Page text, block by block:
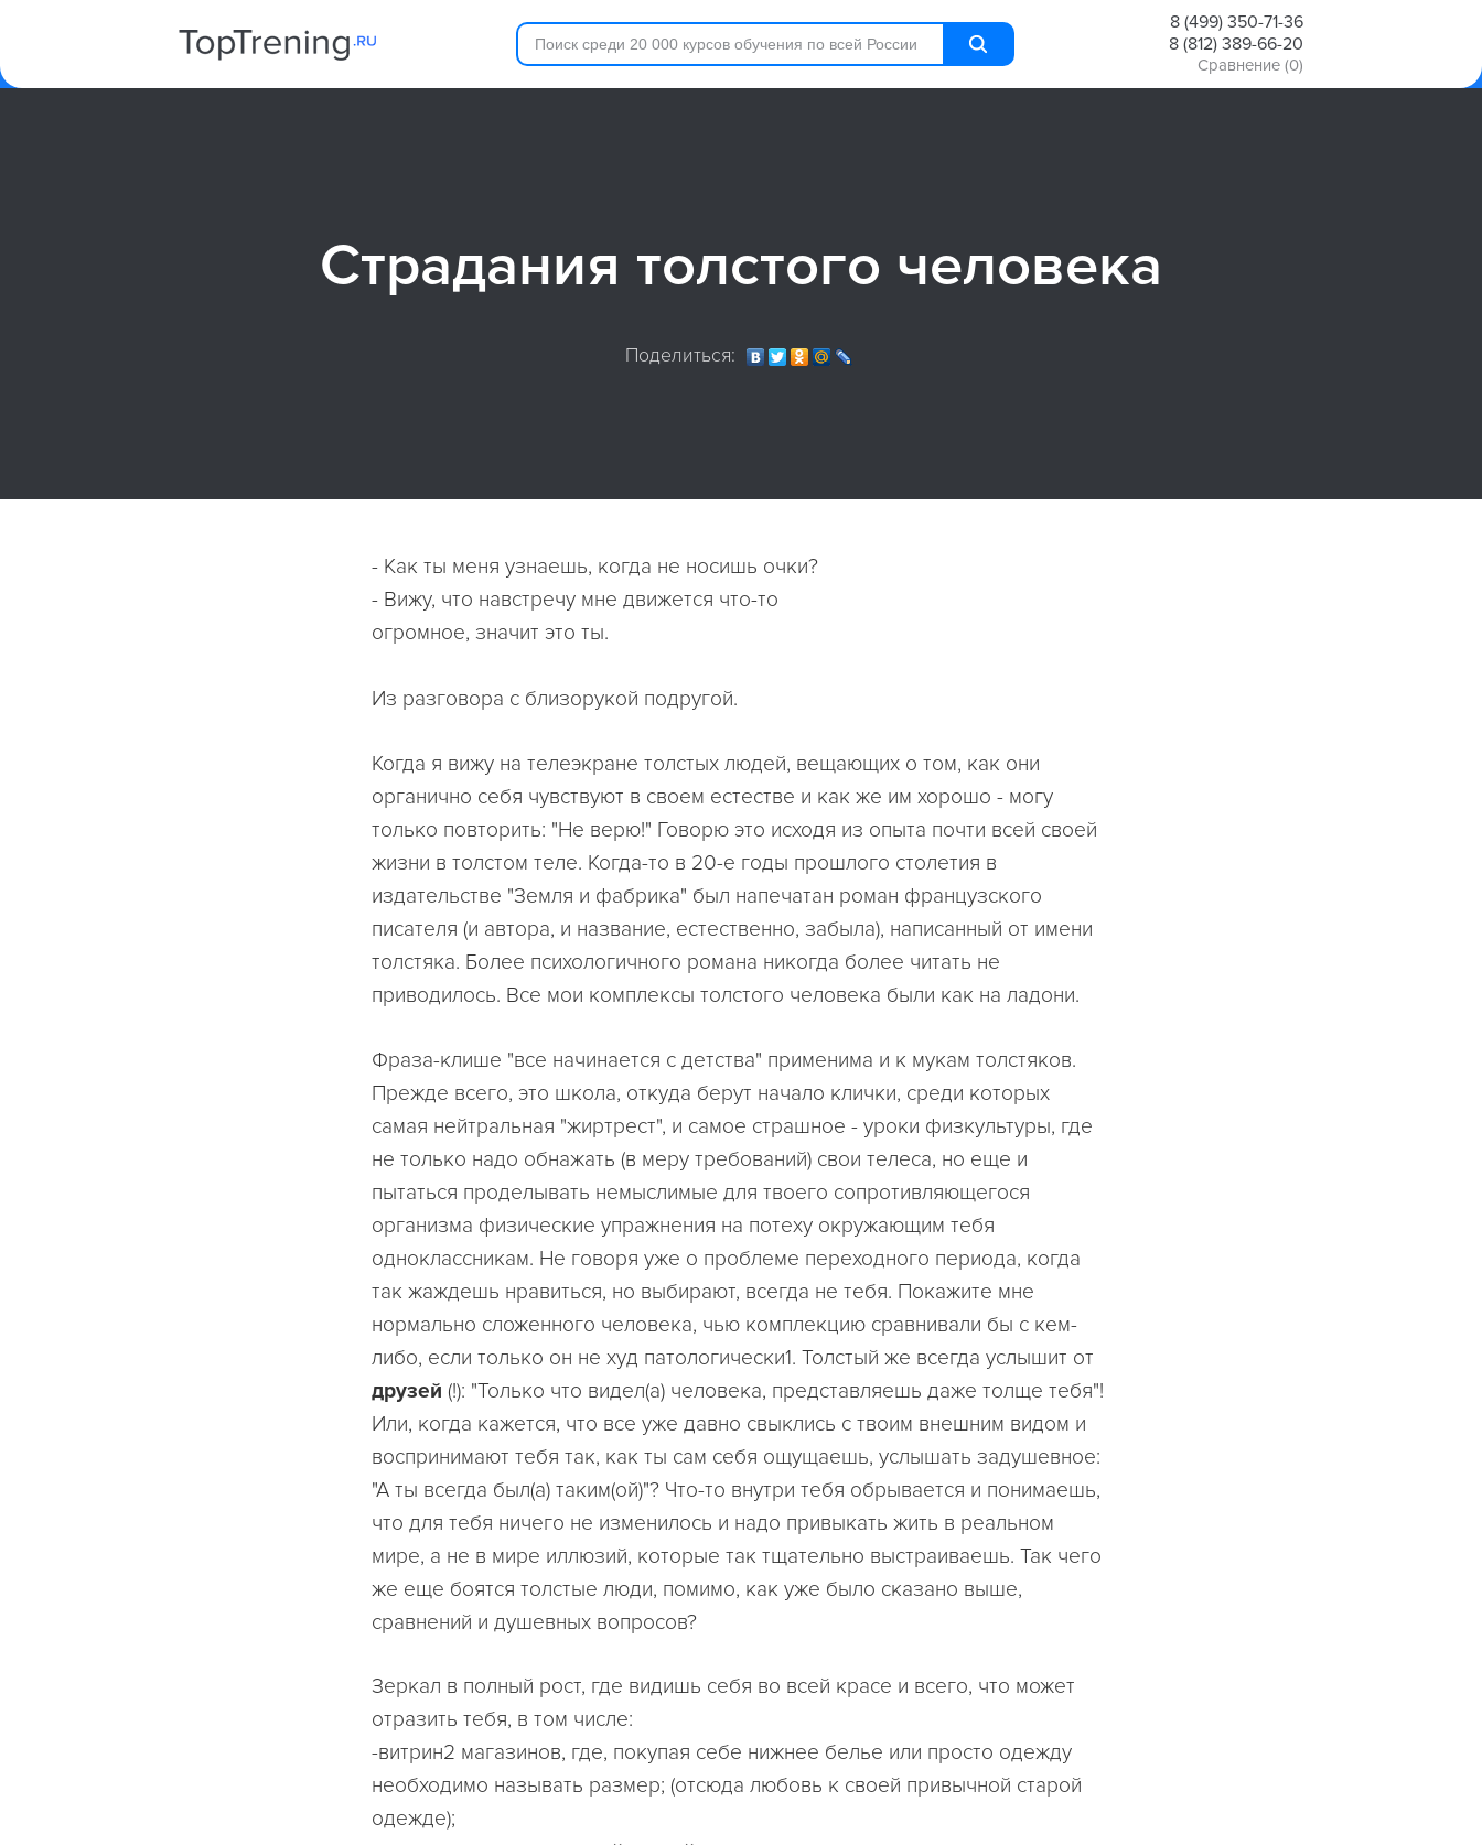
8 (499) 350-71-36
8 (812) 389-66-20
Сравнение (0)
Страдания толстого человека
Поделиться:
- Как ты меня узнаешь, когда не носишь очки?
- Вижу, что навстречу мне движется что-то
огромное, значит это ты.
Из разговора с близорукой подругой.
Когда я вижу на телеэкране толстых людей, вещающих о том, как они
органично себя чувствуют в своем естестве и как же им хорошо - могу
только повторить: "Не верю!" Говорю это исходя из опыта почти всей своей
жизни в толстом теле. Когда-то в 20-е годы прошлого столетия в
издательстве "Земля и фабрика" был напечатан роман французского
писателя (и автора, и название, естественно, забыла), написанный от имени
толстяка. Более психологичного романа никогда более читать не
приводилось. Все мои комплексы толстого человека были как на ладони.
Фраза-клише "все начинается с детства" применима и к мукам толстяков.
Прежде всего, это школа, откуда берут начало клички, среди которых
самая нейтральная "жиртрест", и самое страшное - уроки физкультуры, где
не только надо обнажать (в меру требований) свои телеса, но еще и
пытаться проделывать немыслимые для твоего сопротивляющегося
организма физические упражнения на потеху окружающим тебя
одноклассникам. Не говоря уже о проблеме переходного периода, когда
так жаждешь нравиться, но выбирают, всегда не тебя. Покажите мне
нормально сложенного человека, чью комплекцию сравнивали бы с кем-
либо, если только он не худ патологически1. Толстый же всегда услышит от
друзей (!): "Только что видел(а) человека, представляешь даже толще тебя"!
Или, когда кажется, что все уже давно свыклись с твоим внешним видом и
воспринимают тебя так, как ты сам себя ощущаешь, услышать задушевное:
"А ты всегда был(а) таким(ой)"? Что-то внутри тебя обрывается и понимаешь,
что для тебя ничего не изменилось и надо привыкать жить в реальном
мире, а не в мире иллюзий, которые так тщательно выстраиваешь. Так чего
же еще боятся толстые люди, помимо, как уже было сказано выше,
сравнений и душевных вопросов?
Зеркал в полный рост, где видишь себя во всей красе и всего, что может
отразить тебя, в том числе:
-витрин2 магазинов, где, покупая себе нижнее белье или просто одежду
необходимо называть размер; (отсюда любовь к своей привычной старой
одежде);